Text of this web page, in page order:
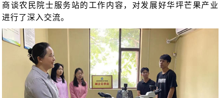
商谈农民院士服务站的工作内容，对发展好华坪芒果产业
进行了深入交流。